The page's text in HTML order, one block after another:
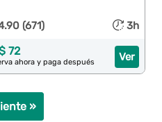
(671) 3h
Ver
72
ahora y paga después
»